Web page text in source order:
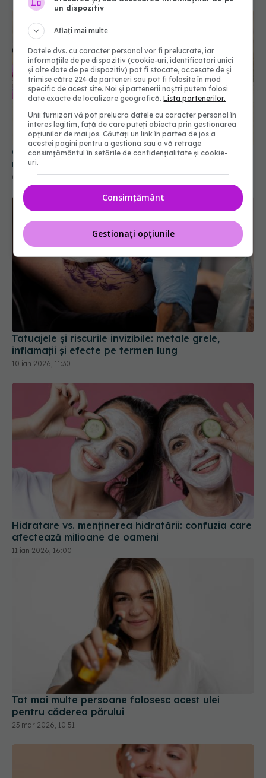
Ce să nu faci înainte de a merge la piscină sau la
mare. Avertismentul unui medic dermatolog
04 iul 2025, 22:43
Tatuajele și riscurile invizibile: metale grele,
inflamații și efecte pe termen lung
10 ian 2026, 11:30
Hidratare vs. menținerea hidratării: confuzia care
afectează milioane de oameni
11 ian 2026, 16:00
Tot mai multe persoane folosesc acest ulei
pentru căderea părului
23 mar 2026, 10:51
un dispozitiv
Aflați mai multe
Datele dvs. cu caracter personal vor fi prelucrate, iar
informațiile de pe dispozitiv (cookie-uri, identificatori unici
și alte date de pe dispozitiv) pot fi stocate, accesate de și
trimise către 224 de parteneri sau pot fi folosite în mod
specific de acest site. Noi și partenerii noștri putem folosi
date exacte de localizare geografică.Lista partenerilor.
Unii furnizori vă pot prelucra datele cu caracter personal în
interes legitim, față de care puteți obiecta prin gestionarea
opțiunilor de mai jos. Căutați un link în partea de jos a
acestei pagini pentru a gestiona sau a vă retrage
consimțământul în setările de confidențialitate și cookie-
uri.
Consimțământ
Gestionați opțiunile